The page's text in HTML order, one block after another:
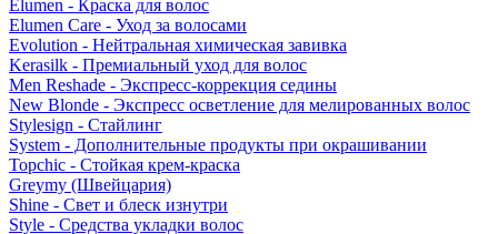
Elumen - Краска для волос
Elumen Care - Уход за волосами
Evolution - Нейтральная химическая завивка
Kerasilk - Премиальный уход для волос
Men Reshade - Экспресс-коррекция седины
New Blonde - Экспресс осветление для мелированных волос
Stylesign - Стайлинг
System - Дополнительные продукты при окрашивании
Topchic - Стойкая крем-краска
Greymy (Швейцария)
Shine - Свет и блеск изнутри
Style - Средства укладки волос